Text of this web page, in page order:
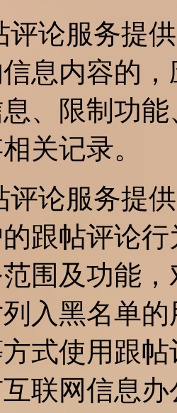
评论服务提
息内容的
、限制功
关记录。
评论服务提
跟帖评论
围及功能
入黑名单
式使用跟
联网信息